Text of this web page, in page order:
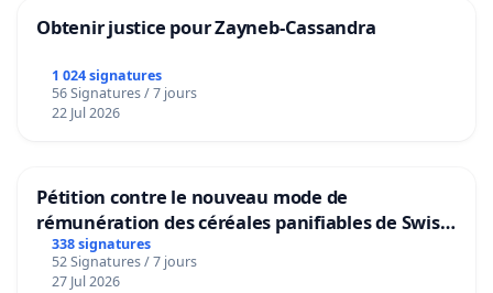
Obtenir justice pour Zayneb-Cassandra
1 024 signatures
56 Signatures / 7 jours
22 Jul 2026
Pétition contre le nouveau mode de
rémunération des céréales panifiables de Swiss
granum basé sur la teneur en protéines
338 signatures
52 Signatures / 7 jours
27 Jul 2026